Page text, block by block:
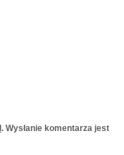
. Wysłanie komentarza jest